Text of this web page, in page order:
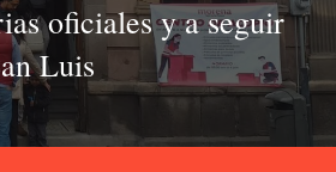
oficiales y a seguir
Luis